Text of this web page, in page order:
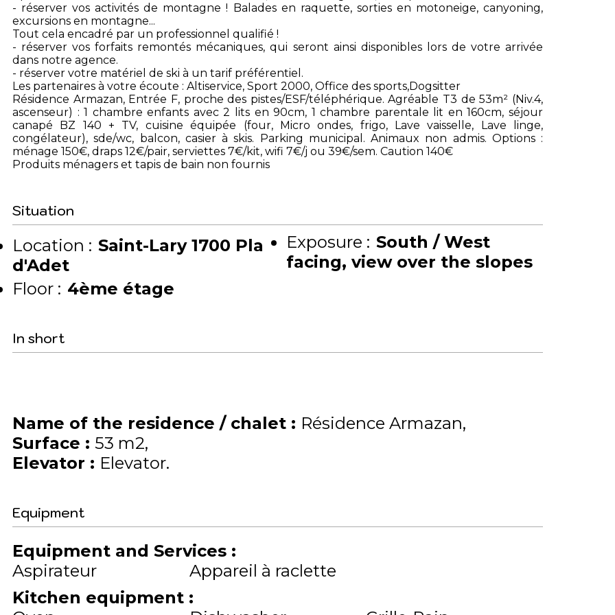
- réserver vos activités de montagne ! Balades en raquette, sorties en motoneige, canyoning,
excursions en montagne...
Tout cela encadré par un professionnel qualifié !
- réserver vos forfaits remontés mécaniques, qui seront ainsi disponibles lors de votre arrivée
dans notre agence.
- réserver votre matériel de ski à un tarif préférentiel.
Les partenaires à votre écoute : Altiservice, Sport 2000, Office des sports,Dogsitter
Résidence Armazan, Entrée F, proche des pistes/ESF/téléphérique. Agréable T3 de 53m² (Niv.4,
ascenseur) : 1 chambre enfants avec 2 lits en 90cm, 1 chambre parentale lit en 160cm, séjour
canapé BZ 140 + TV, cuisine équipée (four, Micro ondes, frigo, Lave vaisselle, Lave linge,
congélateur), sde/wc, balcon, casier à skis. Parking municipal. Animaux non admis. Options :
ménage 150€, draps 12€/pair, serviettes 7€/kit, wifi 7€/j ou 39€/sem. Caution 140€
Produits ménagers et tapis de bain non fournis
Situation
Location : Saint-Lary 1700 Pla
d'Adet
Floor : 4ème étage
Exposure : South / West
facing view over the slopes
In short
Name of the residence / chalet : Résidence Armazan
Surface : 53 m2
Elevator : Elevator
Equipment
Equipment and Services :
Aspirateur
Appareil à raclette
Kitchen equipment :